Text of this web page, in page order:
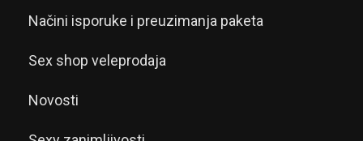
Načini isporuke i preuzimanja paketa
Sex shop veleprodaja
Novosti